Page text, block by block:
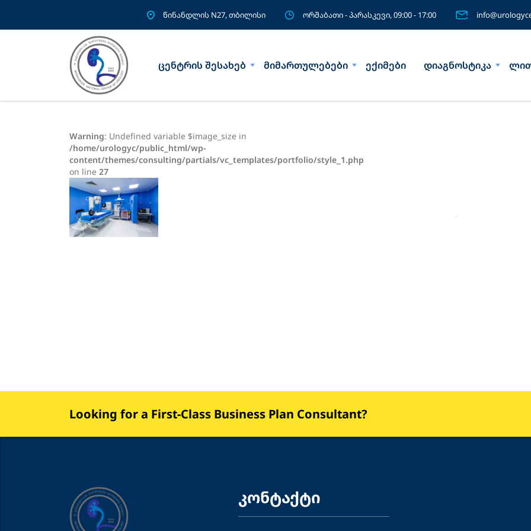
წინანდლის N27, თბილისი ორშაბათი - პარასკევი, 09:00 - 17:00
ცენტრის შესახებ მიმართულებები ექიმები დიაგნოსტიკა
Warning: Undefined variable $image_size in
/home/urologyc/public_html/wp-
content/themes/consulting/partials/vc_templates/portfolio/style_1.php
on line 27
Looking for a First-Class Business Plan Consultant?
კონტაქტი